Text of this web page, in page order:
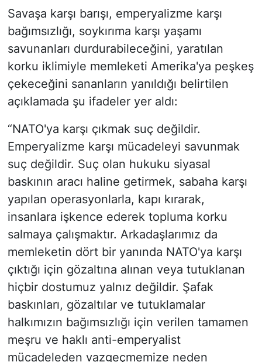
Savaşa karşı barışı, emperyalizme karşı
bağımsızlığı, soykırıma karşı yaşamı
savunanları durdurabileceğini, yaratılan
korku iklimiyle memleketi Amerika'ya peşkeş
çekeceğini sananların yanıldığı belirtilen
açıklamada şu ifadeler yer aldı:
“NATO'ya karşı çıkmak suç değildir.
Emperyalizme karşı mücadeleyi savunmak
suç değildir. Suç olan hukuku siyasal
baskının aracı haline getirmek, sabaha karşı
yapılan operasyonlarla, kapı kırarak,
insanlara işkence ederek topluma korku
salmaya çalışmaktır. Arkadaşlarımız da
memleketin dört bir yanında NATO'ya karşı
çıktığı için gözaltına alınan veya tutuklanan
hiçbir dostumuz yalnız değildir. Şafak
baskınları, gözaltılar ve tutuklamalar
halkımızın bağımsızlığı için verilen tamamen
meşru ve haklı anti-emperyalist
mücadeleden vazgeçmemize neden